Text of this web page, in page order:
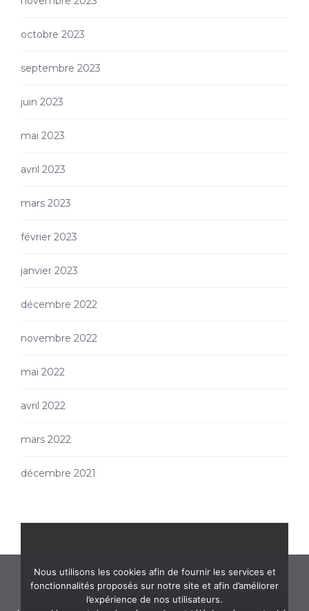
octobre 2023
septembre 2023
juin 2023
mai 2023
avril 2023
mars 2023
février 2023
janvier 2023
décembre 2022
novembre 2022
mai 2022
avril 2022
mars 2022
décembre 2021
Nous utilisons les cookies afin de fournir les services et
fonctionnalités proposés sur notre site et afin d’améliorer
l’expérience de nos utilisateurs.